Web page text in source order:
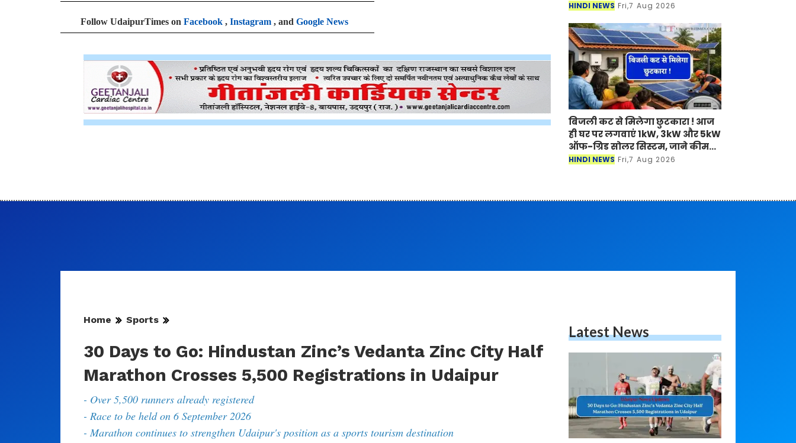
Follow UdaipurTimes on Facebook , Instagram , and Google News
HINDI NEWS Fri,7 Aug 2026
बिजली कट से मिलेगा छुटकारा ! आज
ही घर पर लगवाएं 1kW, 3kW और 5kW
ऑफ-ग्रिड सोलर सिस्टम, जाने कीमत
?
HINDI NEWS Fri,7 Aug 2026
Home Sports
30 Days to Go: Hindustan Zinc’s Vedanta Zinc City Half
Marathon Crosses 5,500 Registrations in Udaipur
- Over 5,500 runners already registered
- Race to be held on 6 September 2026
- Marathon continues to strengthen Udaipur's position as a sports tourism destination
Latest News